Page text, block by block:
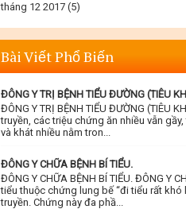
tháng 12 2017 (5)
Bài Viết Phổ Biến
ĐÔNG Y TRỊ BỆNH TIỂU ĐƯỜNG (TIÊU
ĐÔNG Y TRỊ BỆNH TIỂU ĐƯỜNG (TIÊU
truyền, các triệu chứng ăn nhiều vẫn
và khát nhiều nằm tron...
ĐÔNG Y CHỮA BỆNH BÍ TIỂU.
ĐÔNG Y CHỮA BỆNH BÍ TIỂU. ĐÔNG Y
tiểu thuộc chứng lung bế “đi tiểu rất khó
truyền. Chứng này đa phầ...